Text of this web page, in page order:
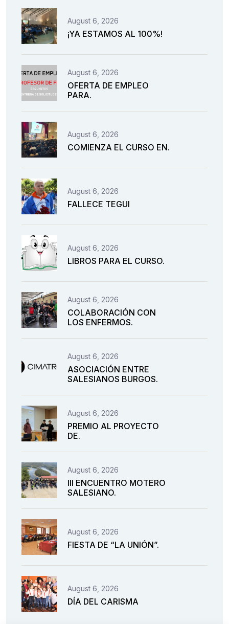
August 6, 2026
¡YA ESTAMOS AL 100%!
August 6, 2026
OFERTA DE EMPLEO
PARA.
August 6, 2026
COMIENZA EL CURSO EN.
August 6, 2026
FALLECE TEGUI
August 6, 2026
LIBROS PARA EL CURSO.
August 6, 2026
COLABORACIÓN CON
LOS ENFERMOS.
August 6, 2026
ASOCIACIÓN ENTRE
SALESIANOS BURGOS.
August 6, 2026
PREMIO AL PROYECTO
DE.
August 6, 2026
III ENCUENTRO MOTERO
SALESIANO.
August 6, 2026
FIESTA DE “LA UNIÓN”.
August 6, 2026
DÍA DEL CARISMA